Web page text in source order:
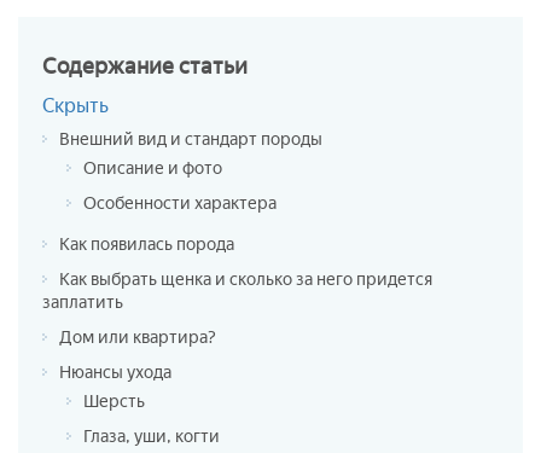
Содержаниестатьи
Скрыть
Внешний вид и стандарт породы
Описание и фото
Особенности характера
Как появилась порода
Как выбрать щенка и сколько за него придется
заплатить
Дом или квартира?
Нюансы ухода
Шерсть
Глаза, уши, когти